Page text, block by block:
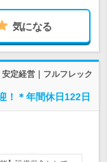
気になる
定経営｜フルフレック
！＊年間休日122日